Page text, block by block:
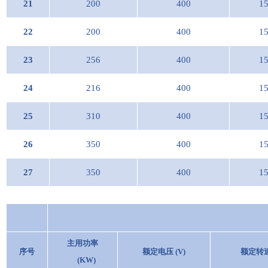
21 200 400
22 200 400
23 256 400
24 216 400
25 310 400
26 350 400
27 350 400
序号
主用功率
(KW)
额定电压 (V) 额定转